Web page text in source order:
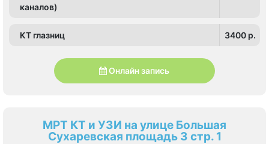
каналов)
КТ глазниц 3400 p.
Онлайн запись
МРТ КТ и УЗИ на улице Большая
Сухаревская площадь 3 стр. 1